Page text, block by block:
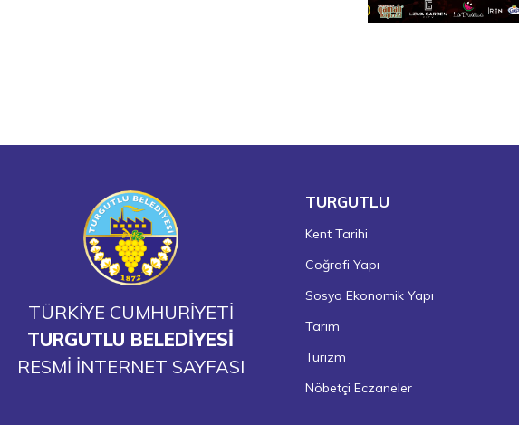
TÜRKİYE CUMHURİYETİ
TURGUTLU BELEDİYESİ
RESMİ İNTERNET SAYFASI
TURGUTLU
Kent Tarihi
Coğrafi Yapı
Sosyo Ekonomik Yapı
Tarım
Turizm
Nöbetçi Eczaneler